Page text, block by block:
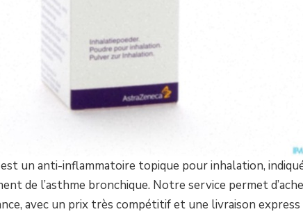
un anti-inflammatoire topique pour inhalation,
de l’asthme bronchique. Notre service permet
avec un prix très compétitif et une livraison express